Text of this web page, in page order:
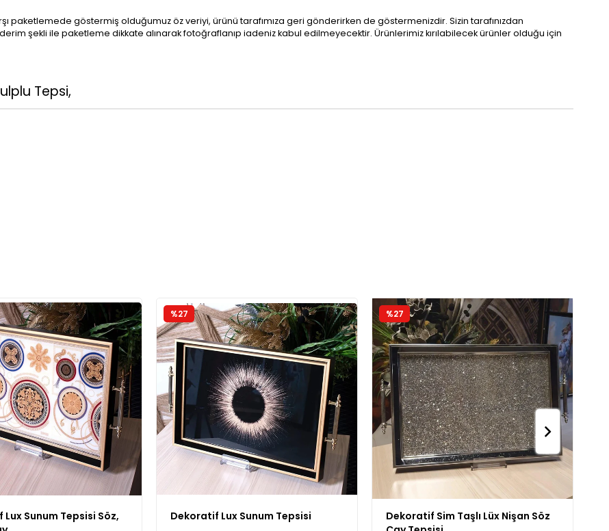
paketlemede göstermiş olduğumuz öz veriyi, ürünü tarafımıza geri gönderirken de göstermenizdir. Sizin tarafınızdan
şekli ile paketleme dikkate alınarak fotoğraflanıp iadeniz kabul edilmeyecektir. Ürünlerimiz kırılabilecek ürünler olduğu için
Tepsi,
Sunum Tepsisi Söz,
Dekoratif Lux Sunum Tepsisi
%27
Dekoratif Sim Taşlı Lüx Nişan Söz
%27